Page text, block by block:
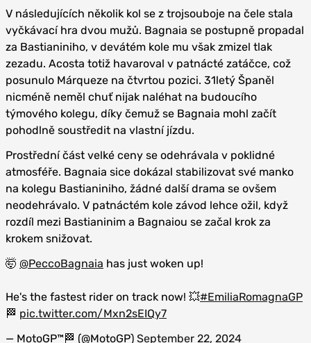
V následujících několik kol se z trojsouboje na čele stala
vyčkávací hra dvou mužů. Bagnaia se postupně propadal
za Bastianiniho, v devátém kole mu však zmizel tlak
zezadu. Acosta totiž havaroval v patnácté zatáčce, což
posunulo Márqueze na čtvrtou pozici. 31letý Španěl
nicméně neměl chuť nijak naléhat na budoucího
týmového kolegu, díky čemuž se Bagnaia mohl začít
pohodlně soustředit na vlastní jízdu.
Prostřední část velké ceny se odehrávala v poklidné
atmosféře. Bagnaia sice dokázal stabilizovat své manko
na kolegu Bastianiniho, žádné další drama se ovšem
neodehrávalo. V patnáctém kole závod lehce ožil, když
rozdíl mezi Bastianinim a Bagnaiou se začal krok za
krokem snižovat.
🤯 @PeccoBagnaia has just woken up!
He's the fastest rider on track now! 💥#EmiliaRomagnaGP
🏁 pic.twitter.com/Mxn2sEIQy7
— MotoGP™🏁 (@MotoGP) September 22, 2024